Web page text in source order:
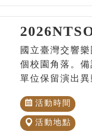
國立臺灣交響
個校園角落。
單位保留演出異
活動時間
活動地點